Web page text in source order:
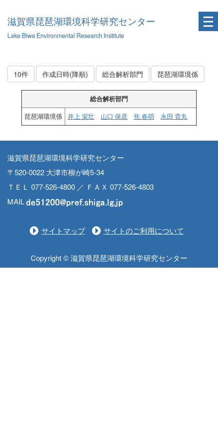
滋賀県琵琶湖環境科学研究センター
Lake Biwa Environmental Research Institute
10件 作成日時(降順) 総合解析部門 琵琶湖環境係
総合解析部門
琵琶湖環境係
井上 栄壮 山口 保彦 焦 春萌 永田 貴丸
滋賀県琵琶湖環境科学研究センター
〒520-0022 大津市柳が崎5-34
ＴＥＬ 077-526-4800 ／ ＦＡＸ 077-526-4803
MAIL
サイトマップ サイトのご利用について
Copyright © 滋賀県琵琶湖環境科学研究センター